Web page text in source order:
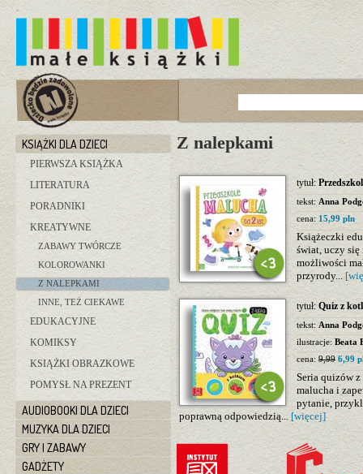
KSIĄŻKI DLA DZIECI
PIERWSZA KSIĄŻKA
LITERATURA
PORADNIKI
KREATYWNE
ZABAWY TWÓRCZE
KOLOROWANKI
Z NALEPKAMI
INNE, TEŻ CIEKAWE
EDUKACYJNE
KOMIKSY
KSIĄŻKI OBRAZKOWE
POMYSŁ NA PREZENT
AUDIOBOOKI DLA DZIECI
MUZYKA DLA DZIECI
GRY I ZABAWY
GADŻETY
Z nalepkami
tytuł:
tekst: Anna
cena: 15,99 pln
Książeczki
świat, uczy
możliwości
przyrody...
tytuł: Quiz z
tekst: Anna
ilustracje:Beata
cena: 9,99 6,99
Seria quizów
malucha i
pytanie,
poprawną odpowiedzią... [więcej]